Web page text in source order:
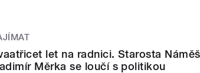
let na radnici. Starosta
Měrka se loučí s politikou